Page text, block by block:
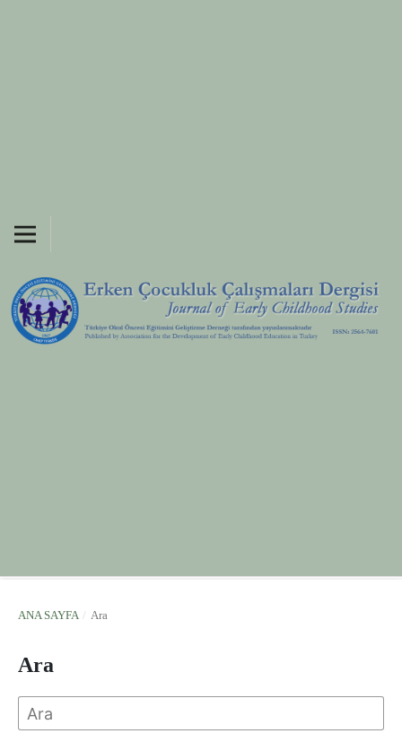
ANA SAYFA / Ara
Ara